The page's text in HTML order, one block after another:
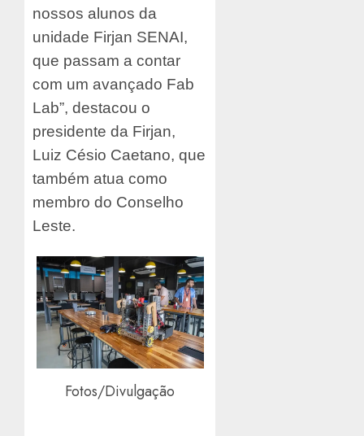
nossos alunos da
unidade Firjan SENAI,
que passam a contar
com um avançado Fab
Lab”, destacou o
presidente da Firjan,
Luiz Césio Caetano, que
também atua como
membro do Conselho
Leste.
Fotos/Divulgação